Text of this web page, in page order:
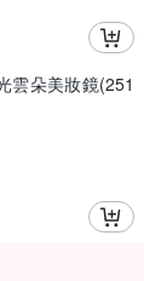
雲朵美妝鏡(251